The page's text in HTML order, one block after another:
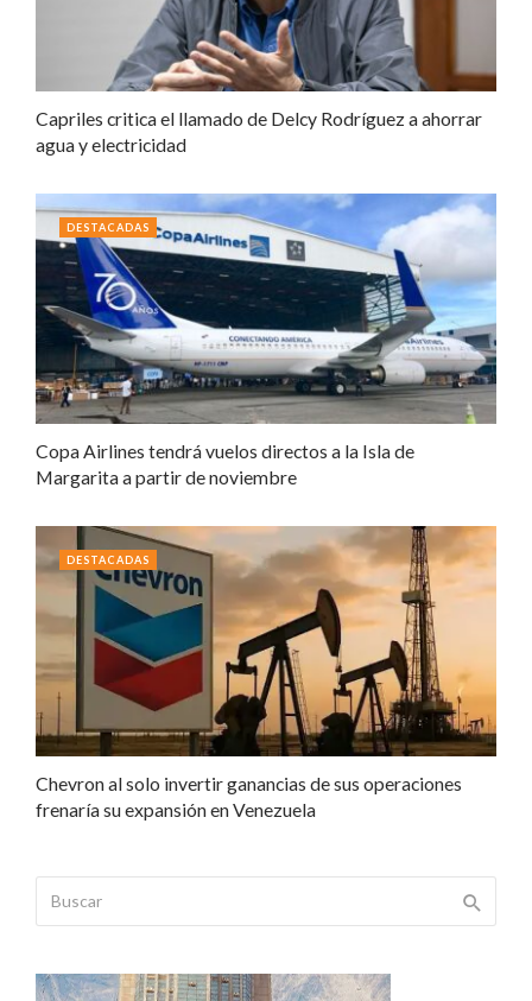
Capriles critica el llamado de Delcy Rodríguez a ahorrar
agua y electricidad
Copa Airlines tendrá vuelos directos a la Isla de
Margarita a partir de noviembre
DESTACADAS
Chevron al solo invertir ganancias de sus operaciones
frenaría su expansión en Venezuela
DESTACADAS